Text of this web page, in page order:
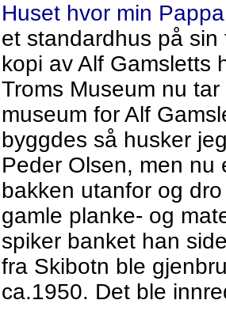
Huset hvor min
et standardhus på
kopi av Alf Gamsletts
Troms Museum nu
museum for Alf
byggdes så husker
Peder Olsen, men nu
bakken utanfor og
gamle planke- og
spiker banket han
fra Skibotn ble
ca.1950. Det ble